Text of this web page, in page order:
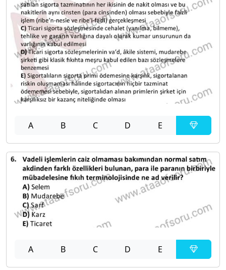
A B C D E
A B C D E